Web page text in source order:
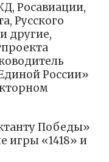
Росавиации,
Русского
другие,
России»
Победы»
игры «1418» и